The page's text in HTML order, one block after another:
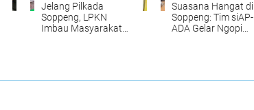
Jelang Pilkada
Soppeng, LPKN
Imbau Masyarakat
Suasana Hangat di
Soppeng: Tim siAP-
ADA Gelar Ngopi
cerah di salah satu